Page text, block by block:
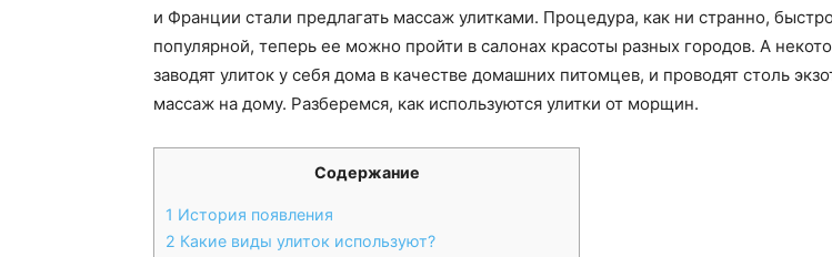
и Франции стали предлагать массаж улитками. Процедура, как ни странно,
популярной, теперь ее можно пройти в салонах красоты разных городов. А
заводят улиток у себя дома в качестве домашних питомцев, и проводят столь
массаж на дому. Разберемся, как используются улитки от морщин.
Содержание
1 История появления
2 Какие виды улиток используют?